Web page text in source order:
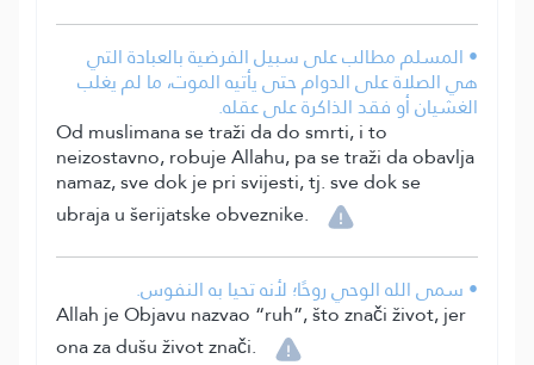
• المسلم مطالب على سبيل الفرضية بالعبادة التي
هي الصلاة على الدوام حتى يأتيه الموت، ما لم يغلب
الغشيان أو فقد الذاكرة على عقله.
Od muslimana se traži da do smrti, i to
neizostavno, robuje Allahu, pa se traži da obavlja
namaz, sve dok je pri svijesti, tj. sve dok se
ubraja u šerijatske obveznike.
• سمى الله الوحي روحًا؛ لأنه تحيا به النفوس.
Allah je Objavu nazvao “ruh”, što znači život, jer
ona za dušu život znači.